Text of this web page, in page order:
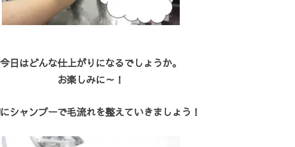
今日はどんな仕上がりになるでしょうか。
お楽しみに～！
シャンプーで毛流れを整えていきましょう！